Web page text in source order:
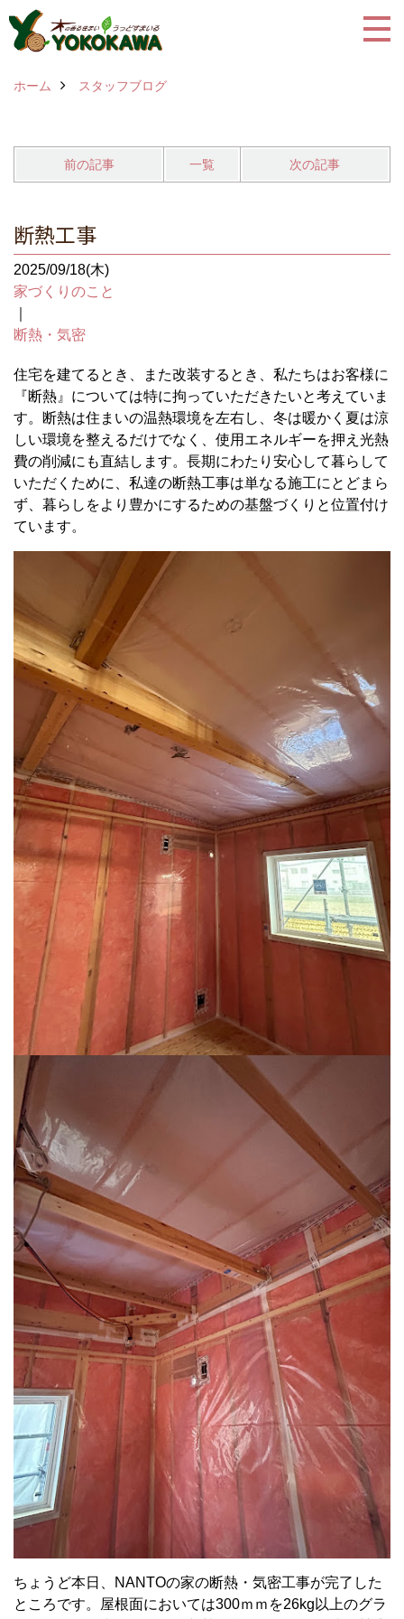
ホーム スタッフブログ
前の記事 一覧 次の記事
断熱工事
2025/09/18(木)
家づくりのこと
断熱・気密
住宅を建てるとき、また改装するとき、私たちはお客様に
『断熱』については特に拘っていただきたいと考えていま
す。断熱は住まいの温熱環境を左右し、冬は暖かく夏は涼
しい環境を整えるだけでなく、使用エネルギーを押え光熱
費の削減にも直結します。長期にわたり安心して暮らして
いただくために、私達の断熱工事は単なる施工にとどまら
ず、暮らしをより豊かにするための基盤づくりと位置付け
ています。
ちょうど本日、NANTOの家の断熱・気密工事が完了した
ところです。屋根面においては300ｍｍを26kg以上のグラ